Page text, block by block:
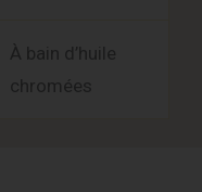
À bain d’huile
chromées